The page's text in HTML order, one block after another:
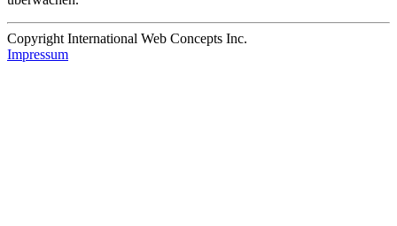
Copyright International Web Concepts Inc.
Impressum